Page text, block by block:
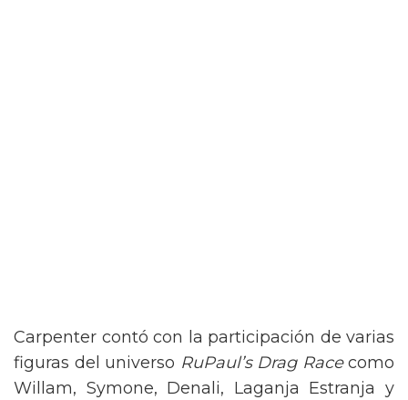
Carpenter contó con la participación de varias
figuras del universo RuPaul’s Drag Racecomo
Willam, Symone, Denali, Laganja Estranja y